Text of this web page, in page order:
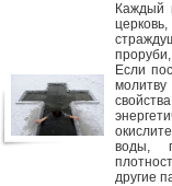
Каждый
Если
воды,
другие